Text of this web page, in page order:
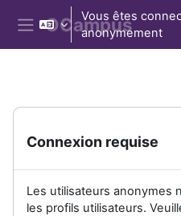
Passer au contenu principal
Panneau latéral
Vous êtes
anonymement
Connexion requise
Les utilisateurs anonymes
les profils utilisateurs.